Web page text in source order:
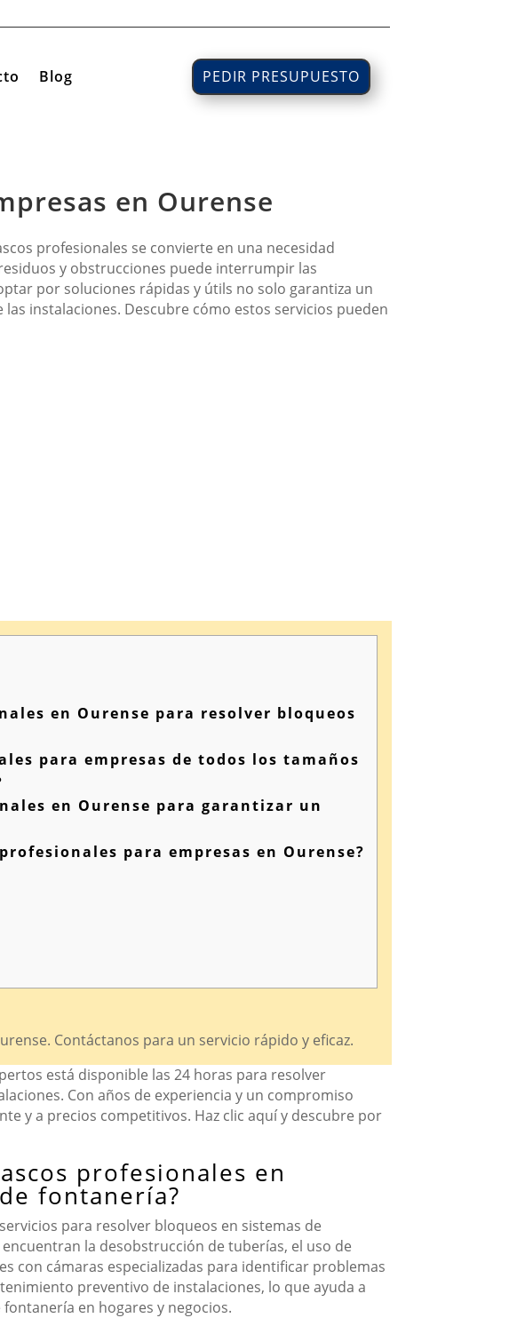
Blog PEDIR PRESUPUESTO
en Ourense
profesionales se convierte en una necesidad
y obstrucciones puede interrumpir las
por soluciones rápidas y útils no solo garantiza un
instalaciones. Descubre cómo estos servicios pueden
en Ourense para resolver bloqueos
para empresas de todos los tamaños
en Ourense para garantizar un
para empresas en Ourense?
Contáctanos para un servicio rápido y eficaz.
está disponible las 24 horas para resolver
Con años de experiencia y un compromiso
y a precios competitivos. Haz clic aquí y descubre por
profesionales en
fontanería?
para resolver bloqueos en sistemas de
la desobstrucción de tuberías, el uso de
con cámaras especializadas para identificar problemas
preventivo de instalaciones, lo que ayuda a
en hogares y negocios.